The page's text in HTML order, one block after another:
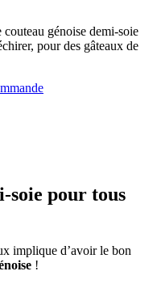
génoise demi-soie
pour des gâteaux de
soie pour tous
implique d’avoir le bon
!